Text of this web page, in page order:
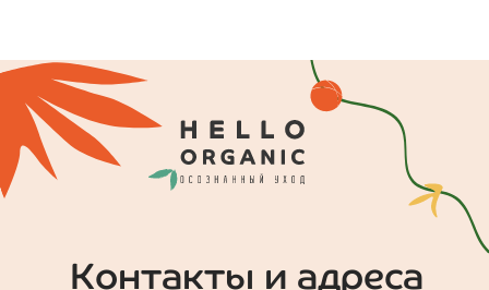
Контакты и адреса